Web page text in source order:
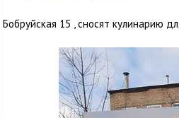
Бобруйская 15 , сносят кулинарию